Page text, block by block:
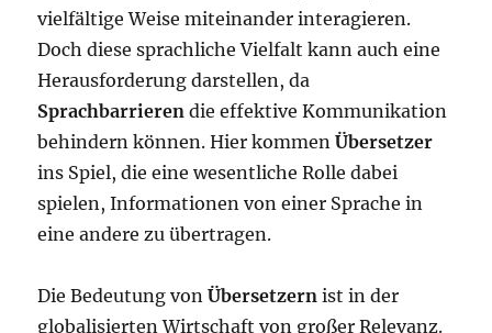
vielfältige Weise miteinander interagieren.
Doch diese sprachliche Vielfalt kann auch eine
Herausforderung darstellen, da
Sprachbarrieren die effektive Kommunikation
behindern können. Hier kommenÜbersetzer
ins Spiel, die eine wesentliche Rolle dabei
spielen, Informationen von einer Sprache in
eine andere zu übertragen.
Die Bedeutung vonÜbersetzern ist in der
globalisierten Wirtschaft von großer Relevanz.